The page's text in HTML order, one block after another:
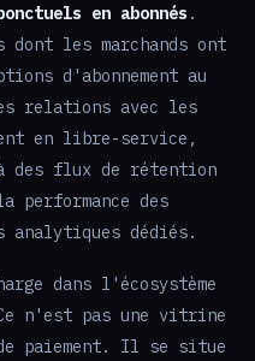
en abonnés .
les marchands ont
d'abonnement au
relations avec les
en libre-service,
flux de rétention
des
analytiques dédiés.
dans l'écosystème
n'est pas une vitrine
paiement. Il se situe